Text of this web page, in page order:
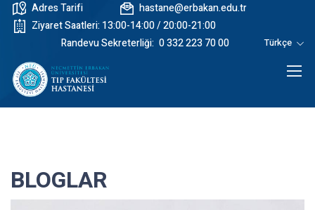
Adres Tarifi
hastane@erbakan.edu.tr
Ziyaret Saatleri: 13:00-14:00 / 20:00-21:00
Randevu Sekreterliği: 0 332 223 70 00 Türkçe
BLOGLAR